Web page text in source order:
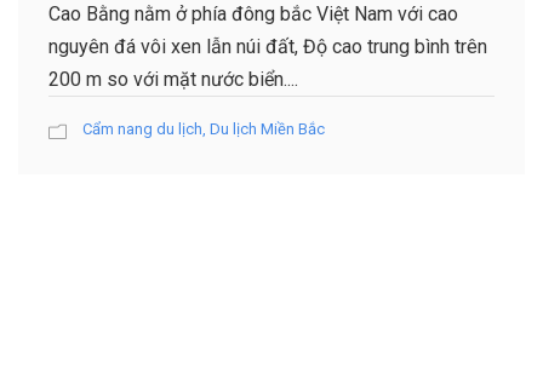
Cao Bằng nằm ở phía đông bắc Việt Nam với cao
nguyên đá vôi xen lẫn núi đất, Độ cao trung bình trên
200 m so với mặt nước biển....
Cẩm nang du lịch Du lịch Miền Bắc